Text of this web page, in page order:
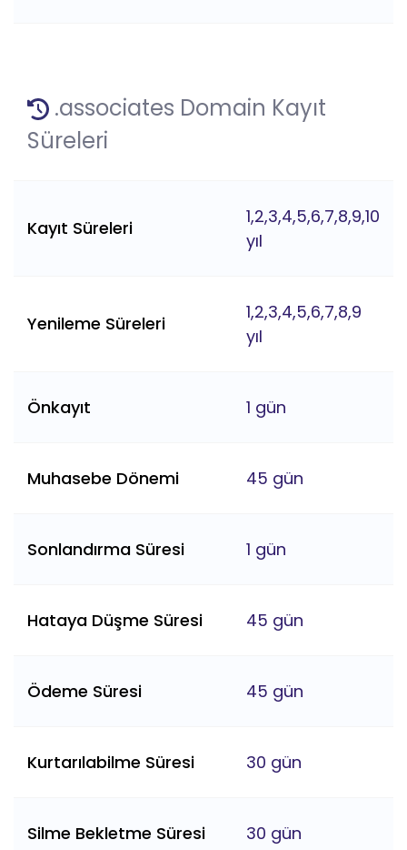
.associates Domain Kayıt
Süreleri
Kayıt Süreleri
1,2,3,4,5,6,7,8,9,10
yıl
Yenileme Süreleri
1,2,3,4,5,6,7,8,9
yıl
Önkayıt 1 gün
Muhasebe Dönemi 45 gün
Sonlandırma Süresi 1 gün
Hataya Düşme Süresi 45 gün
Ödeme Süresi 45 gün
Kurtarılabilme Süresi 30 gün
Silme Bekletme Süresi 30 gün